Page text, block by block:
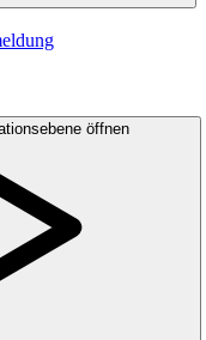
öffnen